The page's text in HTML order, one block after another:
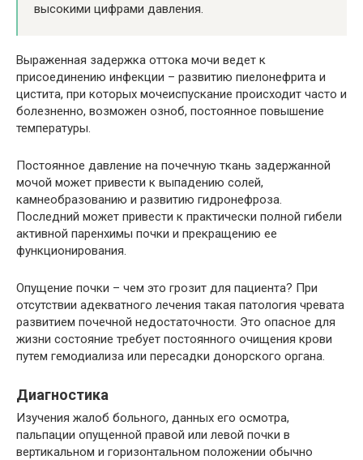
высокими цифрами давления.
Выраженная задержка оттока мочи ведет к
присоединению инфекции – развитию пиелонефрита и
цистита, при которых мочеиспускание происходит часто и
болезненно, возможен озноб, постоянное повышение
температуры.
Постоянное давление на почечную ткань задержанной
мочой может привести к выпадению солей,
камнеобразованию и развитию гидронефроза.
Последний может привести к практически полной гибели
активной паренхимы почки и прекращению ее
функционирования.
Опущение почки – чем это грозит для пациента? При
отсутствии адекватного лечения такая патология чревата
развитием почечной недостаточности. Это опасное для
жизни состояние требует постоянного очищения крови
путем гемодиализа или пересадки донорского органа.
Диагностика
Изучения жалоб больного, данных его осмотра,
пальпации опущенной правой или левой почки в
вертикальном и горизонтальном положении обычно